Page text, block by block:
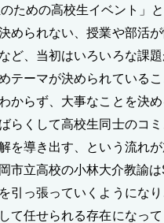
ための高校生イベント」
められない、授業や部活
ど、当初はいろいろな課
テーマが決められている
からず、大事なことを決
らくして高校生同士のコ
を導き出す、という流れ
市立高校の小林大介教諭
引っ張っていくようにな
て任せられる存在になっ